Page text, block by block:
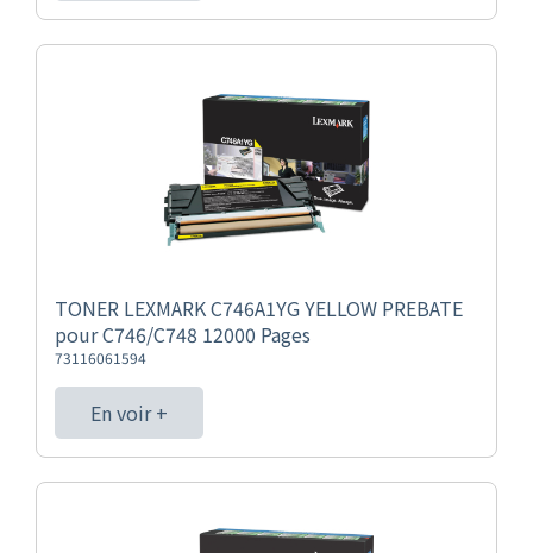
TONER LEXMARK C746A1YG YELLOW PREBATE
pour C746/C748 12000 Pages
73116061594
En voir +